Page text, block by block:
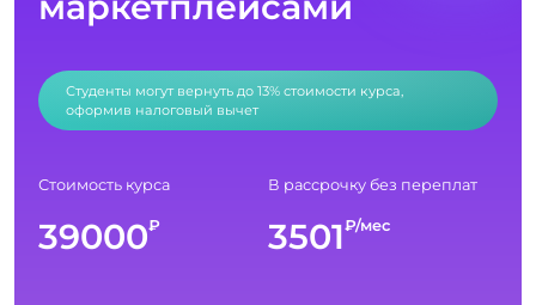
Студенты могут вернуть до 13% стоимости курса,
оформив налоговый вычет
Стоимость курса
39000₽
В рассрочку без переплат
3501₽/мес